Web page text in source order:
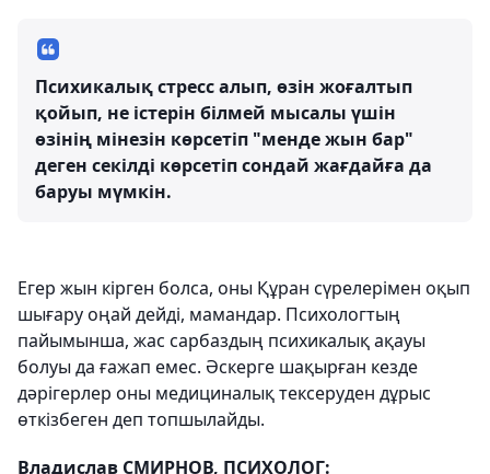
Психикалық стресс алып, өзін жоғалтып
қойып, не істерін білмей мысалы үшін
өзінің мінезін көрсетіп "менде жын бар"
деген секілді көрсетіп сондай жағдайға да
баруы мүмкін.
Егер жын кірген болса, оны Құран сүрелерімен оқып
шығару оңай дейді, мамандар. Психологтың
пайымынша, жас сарбаздың психикалық ақауы
болуы да ғажап емес. Әскерге шақырған кезде
дәрігерлер оны медициналық тексеруден дұрыс
өткізбеген деп топшылайды.
Владислав СМИРНОВ, ПСИХОЛОГ: